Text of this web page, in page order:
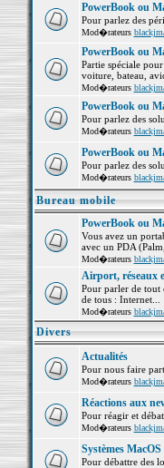
PowerBook ou
Pour parlez des
Mod�rateurs
PowerBook ou
Partie spéciale
voiture, bateau,
Mod�rateurs
PowerBook ou
Pour parlez des
Mod�rateurs
PowerBook ou
Pour parlez des
Mod�rateurs
Bureau mobile
PowerBook ou
Vous avez un
avec un PDA
Mod�rateurs
Airport, réseaux
Pour parler de tout
de tous : Internet...
Mod�rateurs
Divers
Actualités
Pour nous faire
Mod�rateurs
Réactions aux
Pour réagir et
Mod�rateurs
Systèmes
Pour débattre des